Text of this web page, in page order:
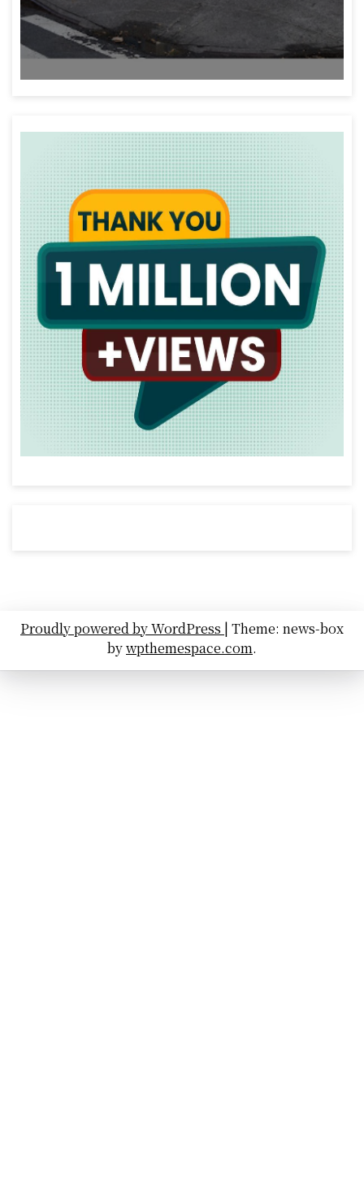
Proudly powered by WordPress | Theme: news-box
bywpthemespace.com.